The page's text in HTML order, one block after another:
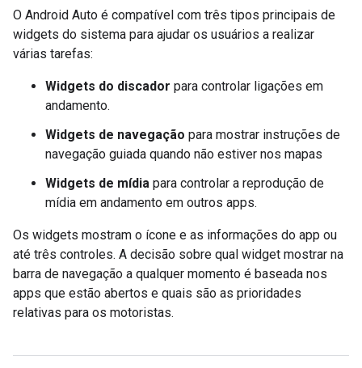
O Android Auto é compatível com três tipos principais de
widgets do sistema para ajudar os usuários a realizar
várias tarefas:
Widgets do discador para controlar ligações em
andamento.
Widgets de navegação para mostrar instruções de
navegação guiada quando não estiver nos mapas
Widgets de mídia para controlar a reprodução de
mídia em andamento em outros apps.
Os widgets mostram o ícone e as informações do app ou
até três controles. A decisão sobre qual widget mostrar na
barra de navegação a qualquer momento é baseada nos
apps que estão abertos e quais são as prioridades
relativas para os motoristas.